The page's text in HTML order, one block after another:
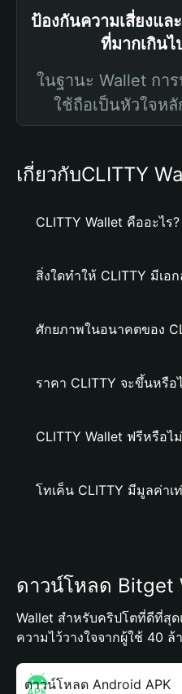
ป้องกันความเสี่ยงแ
ที่มากเกิน
ในฐานะ Wallet กา
ใช้ถือเป็นหัวใจห
เกี่ยวกับCLITTY
CLITTY Wallet คืออะไร?
สิ่งใดทำให้ CLITTY มีเอ
ศักยภาพในอนาคตของ
ราคา CLITTY จะขึ้นหรือ
CLITTY Wallet ฟรีหรือไ
โทเค็น CLITTY มีมูลค่าเ
ดาวน์โหลด Bitget
Wallet สำหรับคริปโตที่ดีที่สุ
ความไว้วางใจจากผู้ใช้ 40
ดาวน์โหลด Android APK